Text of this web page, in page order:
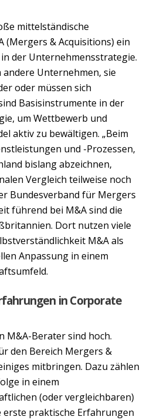
mittelständische
(Mergers & Acquisitions) ein
der Unternehmensstrategie.
Unternehmen, sie
oder müssen sich
Basisinstrumente in der
um Wettbewerb und
aktiv zu bewältigen. „Beim
und -Prozessen,
bislang abzeichnen,
Vergleich teilweise noch
Bundesverband für Mergers
führend bei M&A sind die
Dort nutzen viele
M&A als
Anpassung in einem
in Corporate
M&A-Berater sind hoch.
den Bereich Mergers &
mitbringen. Dazu zählen
in einem
(oder vergleichbaren)
erste praktische Erfahrungen